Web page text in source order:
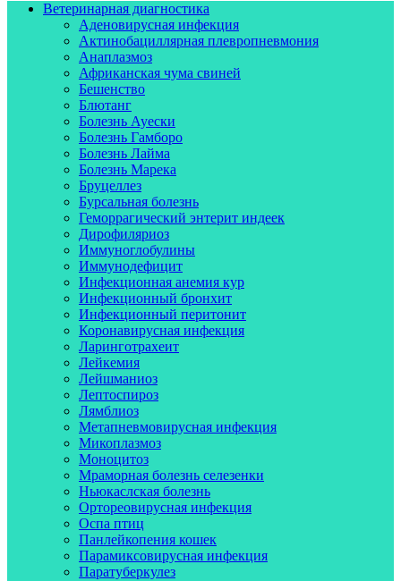
Ветеринарная диагностика
Аденовирусная инфекция
Актинобациллярная плевропневмония
Анаплазмоз
Африканская чума свиней
Бешенство
Блютанг
Болезнь Ауески
Болезнь Гамборо
Болезнь Лайма
Болезнь Марека
Бруцеллез
Бурсальная болезнь
Геморрагический энтерит индеек
Дирофиляриоз
Иммуноглобулины
Иммунодефицит
Инфекционная анемия кур
Инфекционный бронхит
Инфекционный перитонит
Коронавирусная инфекция
Ларинготрахеит
Лейкемия
Лейшманиоз
Лептоспироз
Лямблиоз
Метапневмовирусная инфекция
Микоплазмоз
Моноцитоз
Мраморная болезнь селезенки
Ньюкаслская болезнь
Ортореовирусная инфекция
Оспа птиц
Панлейкопения кошек
Парамиксовирусная инфекция
Паратуберкулез